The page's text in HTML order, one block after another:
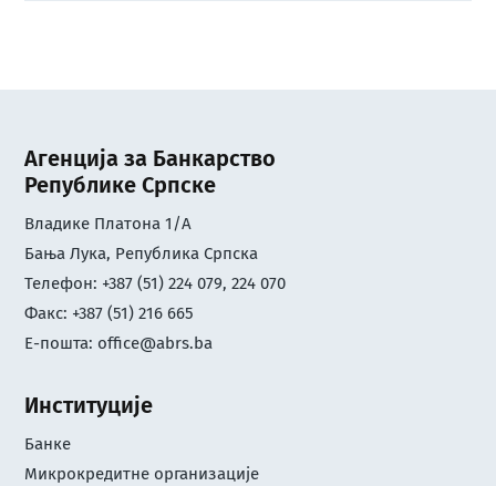
Агенција за Банкарство
Републике Српске
Владике Платона 1/А
Бања Лука, Република Српска
Телефон: +387 (51) 224 079, 224 070
Факс: +387 (51) 216 665
Е-пошта: office@abrs.ba
Институције
Банке
Микрокредитне организације